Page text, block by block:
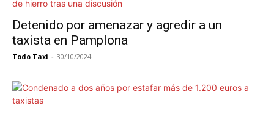
Detenido por amenazar y agredir a un
taxista en Pamplona
Todo Taxi - 30/10/2024